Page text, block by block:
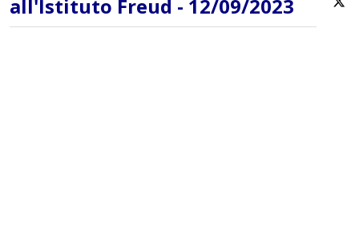
all'Istituto Freud - 12/09/2023